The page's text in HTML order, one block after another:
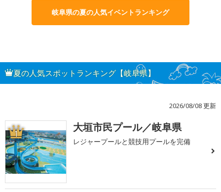
岐阜県の夏の人気イベントランキング
夏の人気スポットランキング【岐阜県】
2026/08/08 更新
1 大垣市民プール／岐阜県
レジャープールと競技用プールを完備